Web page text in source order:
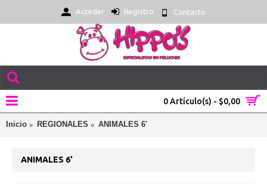
Acceder Registro Contacto
0 Artículo(s) - $0,00
Inicio REGIONALES ANIMALES 6'
ANIMALES 6'